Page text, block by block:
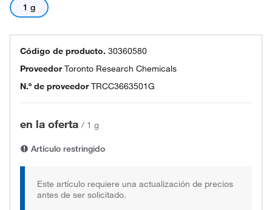
1 g
Código de producto. 30360580
ProveedorToronto Research Chemicals
N.º de proveedor TRCC3663501G
en la oferta / 1 g
Artículo restringido
Este artículo requiere una actualización de precios
antes de ser solicitado.